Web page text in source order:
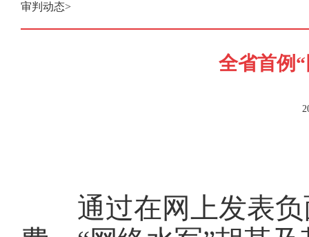
审判动态>
全省首例
通过在网上发表负